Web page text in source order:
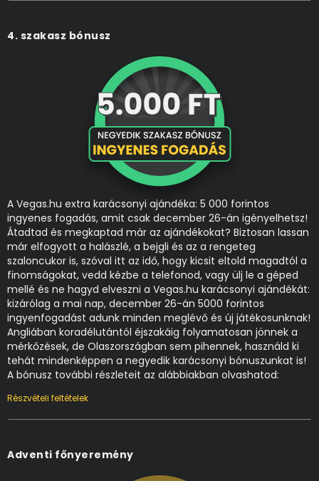
4. szakasz bónusz
A Vegas.hu extra karácsonyi ajándéka: 5 000 forintos
ingyenes fogadás, amit csak december 26-án igényelhetsz!
Átadtad és megkaptad már az ajándékokat? Biztosan lassan
már elfogyott a halászlé, a bejgli és az a rengeteg
szaloncukor is, szóval itt az idő, hogy kicsit eltold magadtól a
finomságokat, vedd kézbe a telefonod, vagy ülj le a géped
mellé és ne hagyd elveszni a Vegas.hu karácsonyi ajándékát:
kizárólag a mai nap, december 26-án 5000 forintos
ingyenfogadást adunk minden meglévő és új játékosunknak!
Angliában koradélutántól éjszakáig folyamatosan jönnek a
mérkőzések, de Olaszországban sem pihennek, használd ki
tehát mindenképpen a negyedik karácsonyi bónuszunkat is!
A bónusz további részleteit az alábbiakban olvashatod:
Részvételi feltételek
Adventi főnyeremény